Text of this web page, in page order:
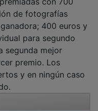
de fotografías
400 euros y
para segundo
segunda mejor
premio. Los
y en ningún caso